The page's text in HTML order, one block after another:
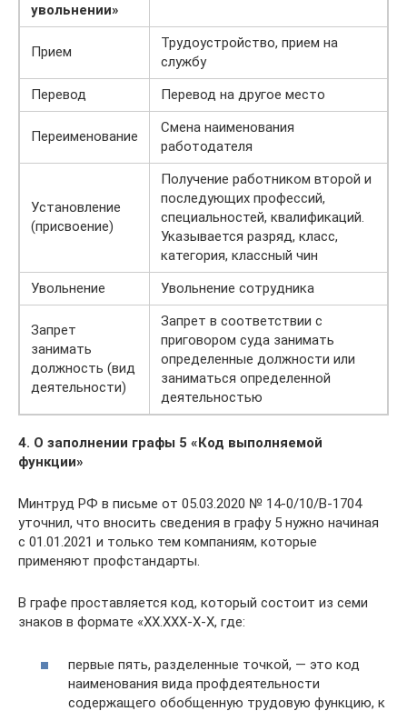
увольнении»
Прием
Трудоустройство, прием на
службу
Перевод
Перевод на другое место
Переименование
Смена наименования
работодателя
Установление
(присвоение)
Получение работником второй и
последующих профессий,
специальностей, квалификаций.
Указывается разряд, класс,
категория, классный чин
Увольнение
Увольнение сотрудника
Запрет
занимать
должность (вид
деятельности)
Запрет в соответствии с
приговором суда занимать
определенные должности или
заниматься определенной
деятельностью
4. О заполнении графы 5 «Код выполняемой
функции»
Минтруд РФ в письме от 05.03.2020 № 14-0/10/В-1704
уточнил, что вносить сведения в графу 5 нужно начиная
с 01.01.2021 и только тем компаниям, которые
применяют профстандарты.
В графе проставляется код, который состоит из семи
знаков в формате «XX.XXX-X-X, где:
первые пять, разделенные точкой, — это код
наименования вида профдеятельности
содержащего обобщенную трудовую функцию, к